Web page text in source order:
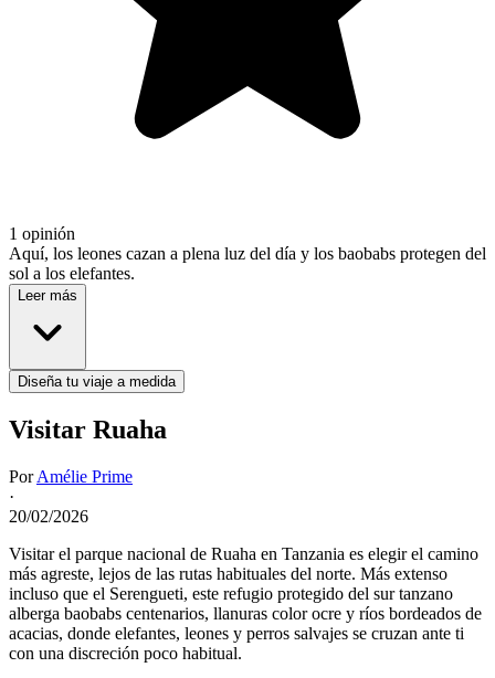
1 opinión
Aquí, los leones cazan a plena luz del día y los baobabs protegen del
sol a los elefantes.
Leer más
Diseña tu viaje a medida
Visitar Ruaha
PorAmélie Prime
·
20/02/2026
Visitar el parque nacional de Ruaha en Tanzania es elegir el camino
más agreste, lejos de las rutas habituales del norte. Más extenso
incluso que el Serengueti, este refugio protegido del sur tanzano
alberga baobabs centenarios, llanuras color ocre y ríos bordeados de
acacias, donde elefantes, leones y perros salvajes se cruzan ante ti
con una discreción poco habitual.